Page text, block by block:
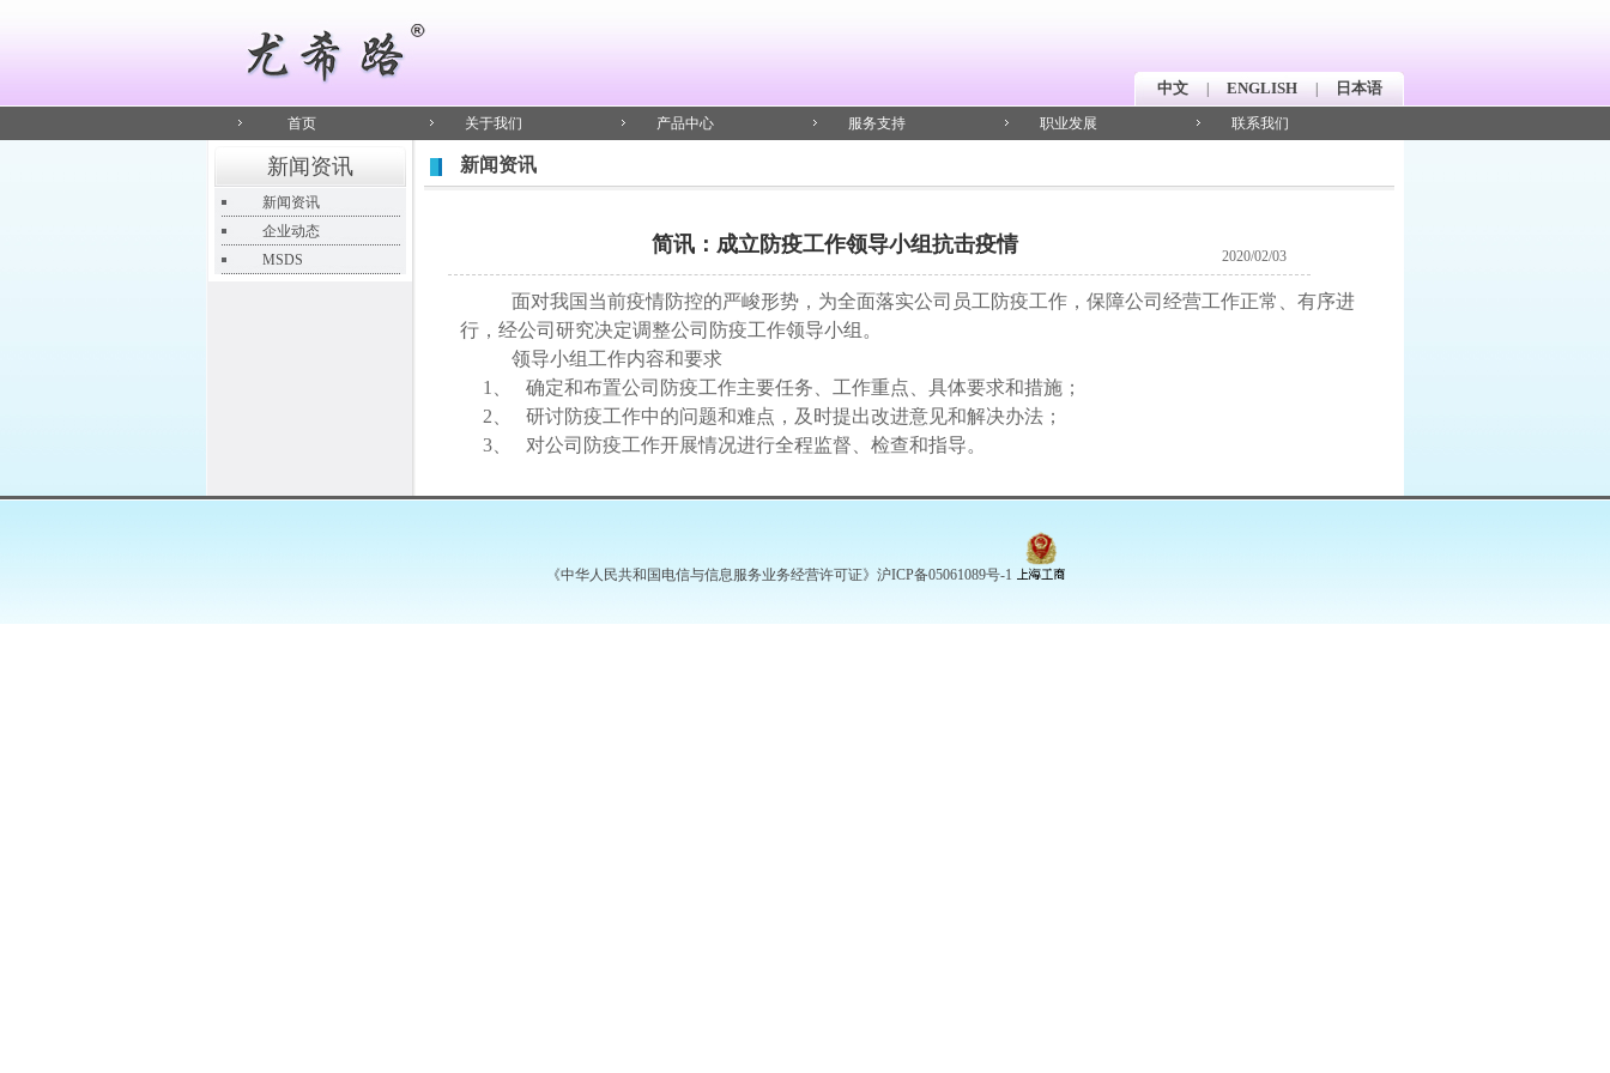
中文 ENGLISH 日本语
首页 关于我们 产品中心 服务支持 职业发展 联系我们
新闻资讯
新闻资讯
企业动态
MSDS
新闻资讯
简讯：成立防疫工作领导小组抗击疫情 2020/02/03
面对我国当前疫情防控的严峻形势，为全面落实公司员工防疫工作，保障公司经营工作正常、有序进
行，经公司研究决定调整公司防疫工作领导小组。
领导小组工作内容和要求
1、 确定和布置公司防疫工作主要任务、工作重点、具体要求和措施；
2、 研讨防疫工作中的问题和难点，及时提出改进意见和解决办法；
3、 对公司防疫工作开展情况进行全程监督、检查和指导。
《中华人民共和国电信与信息服务业务经营许可证》沪ICP备05061089号-1